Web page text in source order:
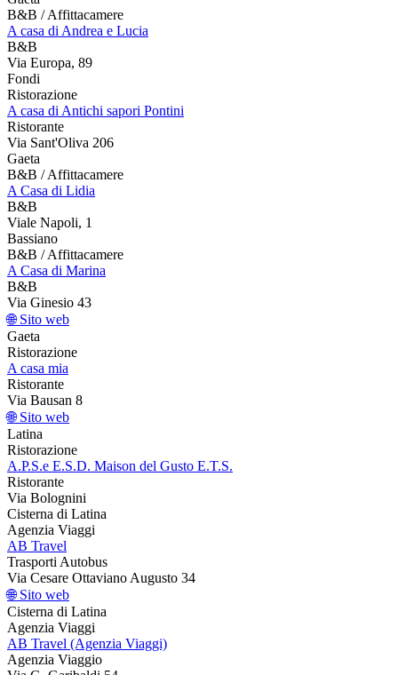
B&B / Affittacamere
A casa di Andrea e Lucia
B&B
Via Europa, 89
Fondi
Ristorazione
A casa di Antichi sapori Pontini
Ristorante
Via Sant'Oliva 206
Gaeta
B&B / Affittacamere
A Casa di Lidia
B&B
Viale Napoli, 1
Bassiano
B&B / Affittacamere
A Casa di Marina
B&B
Via Ginesio 43
🌐 Sito web
Gaeta
Ristorazione
A casa mia
Ristorante
Via Bausan 8
🌐 Sito web
Latina
Ristorazione
A.P.S.e E.S.D. Maison del Gusto E.T.S.
Ristorante
Via Bolognini
Cisterna di Latina
Agenzia Viaggi
AB Travel
Trasporti Autobus
Via Cesare Ottaviano Augusto 34
🌐 Sito web
Cisterna di Latina
Agenzia Viaggi
AB Travel (Agenzia Viaggi)
Agenzia Viaggio